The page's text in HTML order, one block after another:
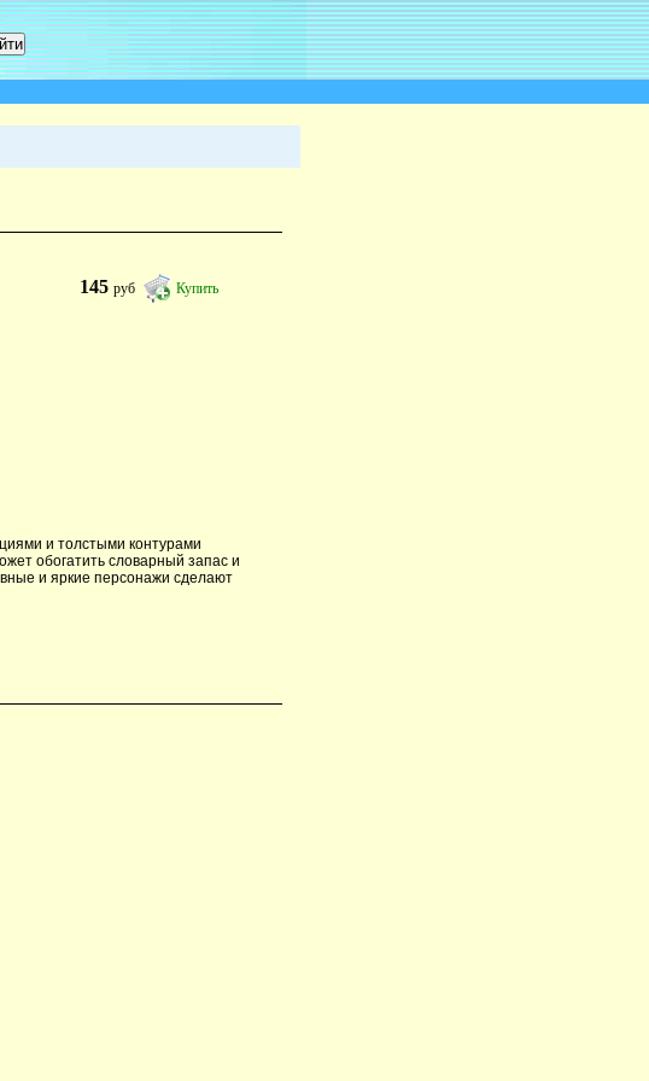
145руб Купить
и толстыми контурами
обогатить словарный запас и
и яркие персонажи сделают